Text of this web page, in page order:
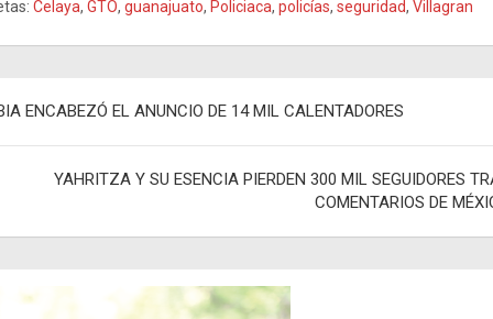
Celaya, GTO, guanajuato, Policiaca, policías, seguridad, Villagran
ENCABEZÓ EL ANUNCIO DE 14 MIL CALENTADORES
YAHRITZA Y SU ESENCIA PIERDEN 300 MIL SEGUIDORES
COMENTARIOS DE